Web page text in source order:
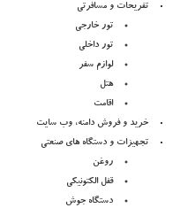
تفریحات و مسافرتی
تور خارجی
تور داخلی
لوازم سفر
هتل
اقامت
خرید و فروش دامنه، وب سایت
تجهیزات و دستگاه های صنعتی
روغن
قفل الکتونیکی
دستگاه جوش